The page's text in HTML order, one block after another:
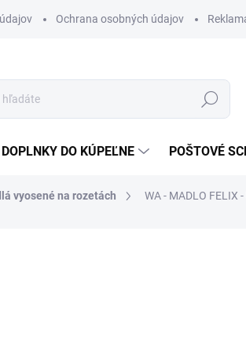
Ochrana osobných údajov
Hľadať
DOPLNKY DO KÚPEĽNE POŠTOVÉ
vyosené na rozetách WA - MADLO FELIX -